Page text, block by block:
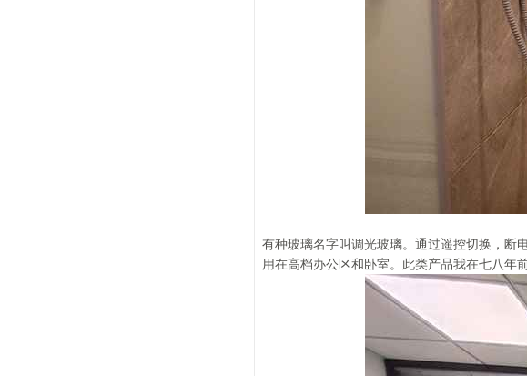
有种玻璃名字叫调光玻璃。通过遥控切换，断
用在高档办公区和卧室。此类产品我在七八年